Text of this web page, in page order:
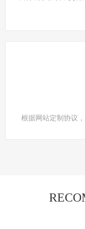
根据网站定制协议